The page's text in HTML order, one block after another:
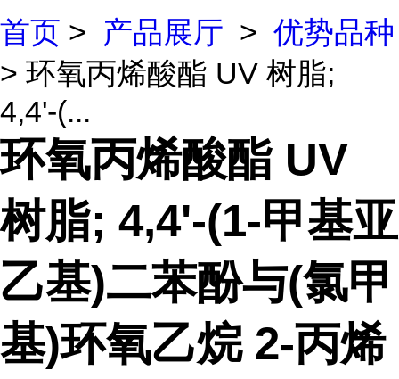
首页 > 产品展厅 > 优势品种
> 环氧丙烯酸酯 UV 树脂;
4,4'-(...
环氧丙烯酸酯 UV
树脂; 4,4'-(1-甲基亚
乙基)二苯酚与(氯甲
基)环氧乙烷 2-丙烯